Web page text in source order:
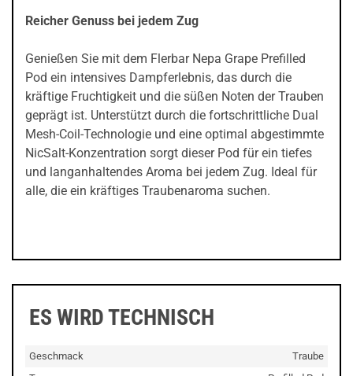
Reicher Genuss bei jedem Zug
Genießen Sie mit dem Flerbar Nepa Grape Prefilled
Pod ein intensives Dampferlebnis, das durch die
kräftige Fruchtigkeit und die süßen Noten der Trauben
geprägt ist. Unterstützt durch die fortschrittliche Dual
Mesh-Coil-Technologie und eine optimal abgestimmte
NicSalt-Konzentration sorgt dieser Pod für ein tiefes
und langanhaltendes Aroma bei jedem Zug. Ideal für
alle, die ein kräftiges Traubenaroma suchen.
ES WIRD TECHNISCH
Geschmack
Traube